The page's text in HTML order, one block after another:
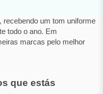
recebendo um tom uniforme
todo o ano. Em
marcas pelo melhor
que estás